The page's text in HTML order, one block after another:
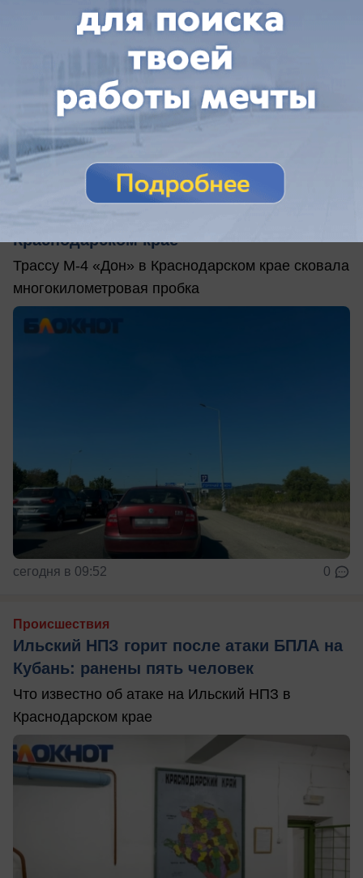
сегодня в 10:24
АВТО
7-километровая пробка встретила
Краснодарском крае
Трассу М-4 «Дон» в Краснодарском крае сковала
многокилометровая пробка
сегодня в 09:52 0
Происшествия
Ильский НПЗ горит после атаки БПЛА на
Кубань: ранены пять человек
Что известно об атаке на Ильский НПЗ в
Краснодарском крае